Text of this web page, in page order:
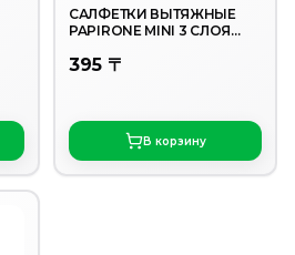
САЛФЕТКИ ВЫТЯЖНЫЕ
PAPIRONE MINI 3 СЛОЯ
395 〒
В корзину